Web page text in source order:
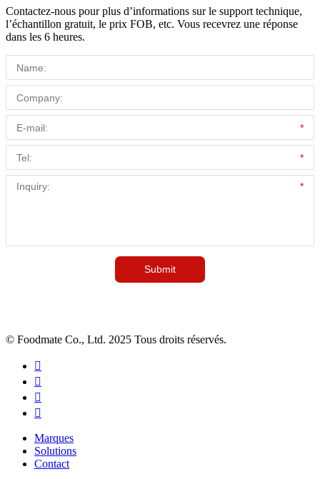
Contactez-nous pour plus d’informations sur le support technique,
l’échantillon gratuit, le prix FOB, etc. Vous recevrez une réponse
dans les 6 heures.
© Foodmate Co., Ltd. 2025 Tous droits réservés.




Marques
Solutions
Contact